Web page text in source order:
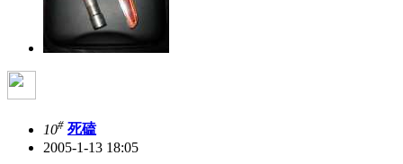
10# 死磕
2005-1-13 18:05